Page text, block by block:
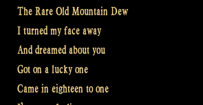
The Rare Old Mountain Dew
I turned my face away
And dreamed about you
Got on a lucky one
Came in eighteen to one